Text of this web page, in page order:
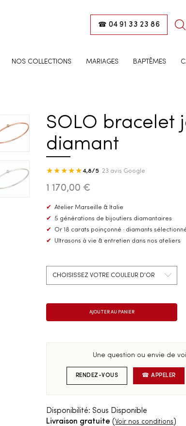
☎ 04 91 33 23 86
NOS COLLECTIONS MARIAGES BAPTÊMES
SOLO bracelet
diamant
★★★★★4,8/5· 23 avis Google
1 170,00 €
✔ Atelier Marseille & Italie
✔
5 générations de bijoutiers diamantaires
✔
Or 18 carats poinçonné · diamants
✔
Ultrasons à vie & entretien dans nos ateliers
Une question ou envie de
RENDEZ-VOUS ☎ APPELER
Disponibilité: Sous Disponible
Livraison gratuite (Voir nos conditions )